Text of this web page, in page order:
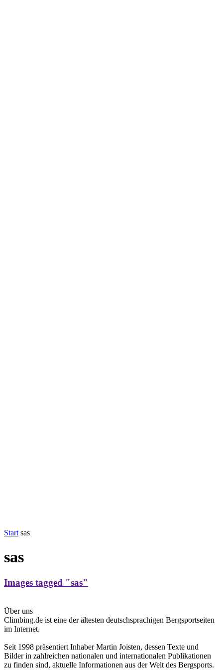
Start sas
sas
Images tagged "sas"
Über uns
Climbing.de ist eine der ältesten deutschsprachigen Bergsportseiten
im Internet.
Seit 1998 präsentiert Inhaber Martin Joisten, dessen Texte und
Bilder in zahlreichen nationalen und internationalen Publikationen
zu finden sind, aktuelle Informationen aus der Welt des Bergsports.